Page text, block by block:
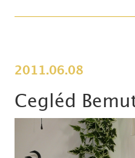
2011.06.08
Cegléd